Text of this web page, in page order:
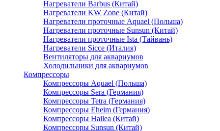
Нагреватели Barbus (Китай)
Нагреватели KW Zone (Китай)
Нагреватели проточные Aquael (Польша)
Нагреватели проточные Sunsun (Китай)
Нагреватели проточные Ista (Тайвань)
Нагреватели Sicce (Италия)
Вентиляторы для аквариумов
Холодильники для аквариумов
Компрессоры
Компрессоры Aquael (Польша)
Компрессоры Sera (Германия)
Компрессоры Tetra (Германия)
Компрессоры Eheim (Германия)
Компрессоры Hailea (Китай)
Компрессоры Sunsun (Китай)